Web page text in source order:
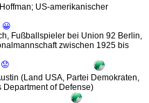
US-amerikanischer
😀
Fußballspieler bei Union 92 Berlin,
zwischen 1925 bis
😟
(Land USA, Partei Demokraten,
of Defense)